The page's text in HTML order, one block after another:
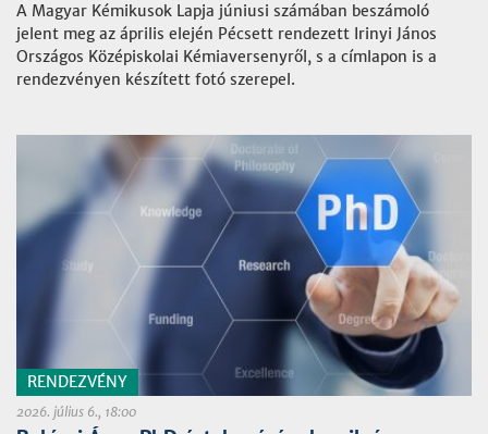
A Magyar Kémikusok Lapja júniusi számában beszámoló
jelent meg az április elején Pécsett rendezett Irinyi János
Országos Középiskolai Kémiaversenyről, s a címlapon is a
rendezvényen készített fotó szerepel.
RENDEZVÉNY
2026. július 6., 18:00